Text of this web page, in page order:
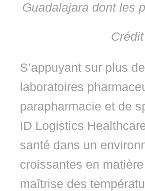
Guadalajara dont les
S’appuyant sur plus
laboratoires
parapharmacie et de
ID Logistics
santé dans un
croissantes en
maîtrise des